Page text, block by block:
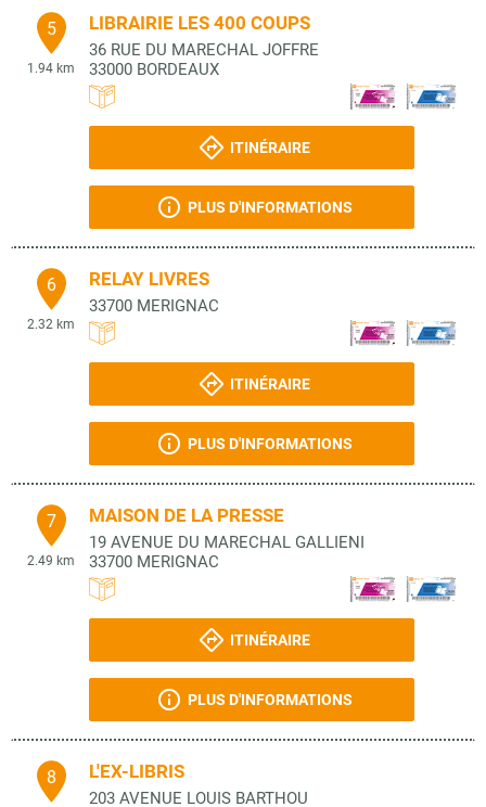
5
1.94 km
LIBRAIRIE LES 400 COUPS
36 RUE DU MARECHAL JOFFRE
33000 BORDEAUX
ITINÉRAIRE
PLUS D'INFORMATIONS
6
2.32 km
RELAY LIVRES
33700 MERIGNAC
ITINÉRAIRE
PLUS D'INFORMATIONS
7
2.49 km
MAISON DE LA PRESSE
19 AVENUE DU MARECHAL GALLIENI
33700 MERIGNAC
ITINÉRAIRE
PLUS D'INFORMATIONS
8 L'EX-LIBRIS
203 AVENUE LOUIS BARTHOU